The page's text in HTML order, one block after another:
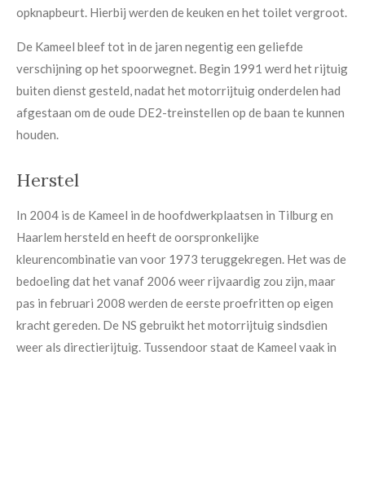
opknapbeurt. Hierbij werden de keuken en het toilet vergroot.
De Kameel bleef tot in de jaren negentig een geliefde
verschijning op het spoorwegnet. Begin 1991 werd het rijtuig
buiten dienst gesteld, nadat het motorrijtuig onderdelen had
afgestaan om de oude DE2-treinstellen op de baan te kunnen
houden.
Herstel
In 2004 is de Kameel in de hoofdwerkplaatsen in Tilburg en
Haarlem hersteld en heeft de oorspronkelijke
kleurencombinatie van voor 1973 teruggekregen. Het was de
bedoeling dat het vanaf 2006 weer rijvaardig zou zijn, maar
pas in februari 2008 werden de eerste proefritten op eigen
kracht gereden. De NS gebruikt het motorrijtuig sindsdien
weer als directierijtuig. Tussendoor staat de Kameel vaak in